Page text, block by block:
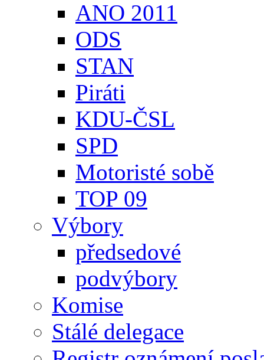
ANO 2011
ODS
STAN
Piráti
KDU-ČSL
SPD
Motoristé sobě
TOP 09
Výbory
předsedové
podvýbory
Komise
Stálé delegace